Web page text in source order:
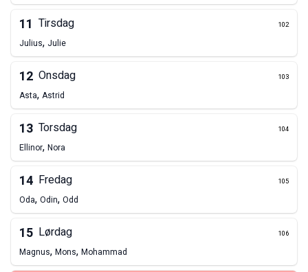
11 Tirsdag 102
Julius, Julie
12 Onsdag 103
Asta, Astrid
13 Torsdag 104
Ellinor, Nora
14 Fredag 105
Oda, Odin, Odd
15 Lørdag 106
Magnus, Mons, Mohammad